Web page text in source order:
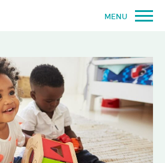
MENU